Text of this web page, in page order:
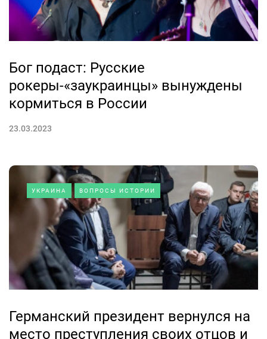
Бог подаст: Русские
рокеры-«заукраинцы» вынуждены
кормиться в России
23.03.2023
УКРАИНА ВОПРОСЫ ИСТОРИИ
Германский президент вернулся на
место преступления своих отцов и